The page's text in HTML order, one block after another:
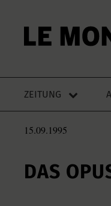
ZEITUNG
15.09.1995
DAS